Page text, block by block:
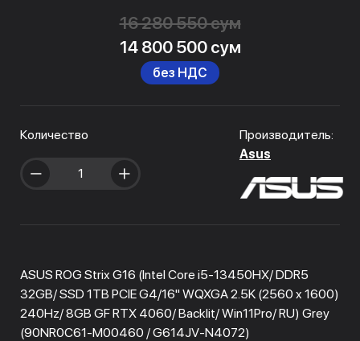
16 280 550 сум
14 800 500 сум
без НДС
Количество
Производитель:
Asus
ASUS ROG Strix G16 (Intel Core i5-13450HX/ DDR5
32GB/ SSD 1TB PCIE G4/16" WQXGA 2.5K (2560 x 1600)
240Hz/ 8GB GF RTX 4060/ Backlit/ Win11Pro/ RU) Grey
(90NR0C61-M00460 / G614JV-N4072)